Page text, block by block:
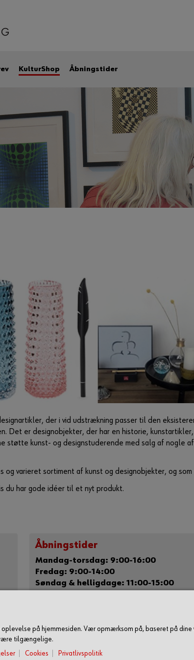
KulturShop Åbningstider
der i vid udstrækning passer til den
Det er designobjekter, der har en historie,
støtte kunst- og designstuderende med salg af nogle
varieret sortiment af kunst og designobjekter, og som
du har gode idéer til et nyt produkt.
Åbningstider
Mandag-torsdag: 9:00-16:00
Fredag: 9:00-14:00
Søndag & helligdage: 11:00-15:00
24. december - 2. januar (begge dage
på hjemmesiden. Vær opmærksom på, baseret på dine
tilgængelige.
Cookies Privatlivspolitik